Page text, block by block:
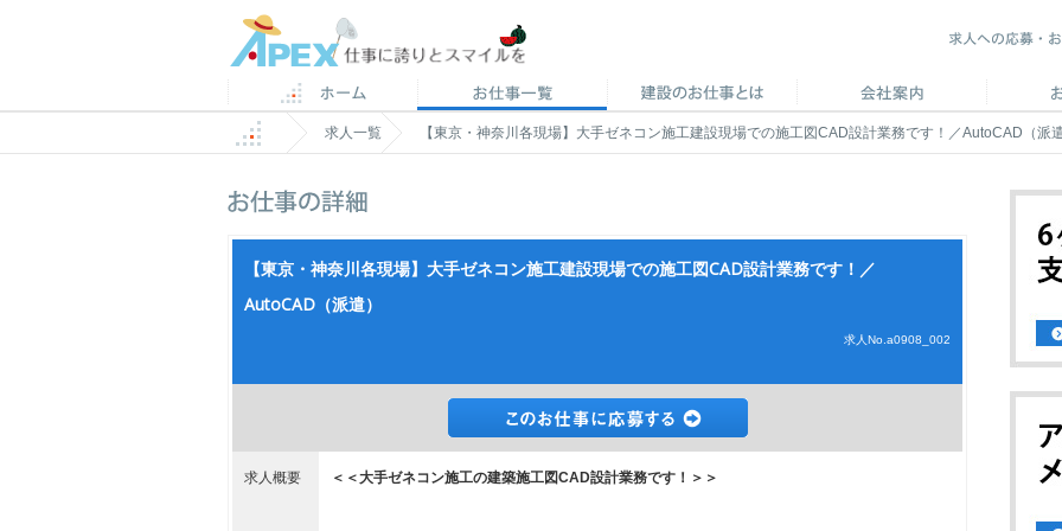
求人一覧 【東京・神奈川各現場】大手ゼネコン施工建設現場での施工図CAD設計業務です！／AutoCAD（派
【東京・神奈川各現場】大手ゼネコン施工建設現場での施工図CAD設計業務です！／
AutoCAD（派遣）
求人No.a0908_002
求人概要 ＜＜大手ゼネコン施工の建築施工図CAD設計業務です！＞＞